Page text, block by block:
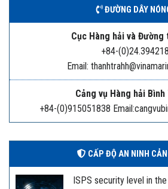
ĐƯỜNG DÂY
Cục Hàng hải và Đường
+84-
Email:
Cảng vụ Hàng hải Bình
+84-(0)915051838
CẤP ĐỘ AN NINH
ISPS security level in